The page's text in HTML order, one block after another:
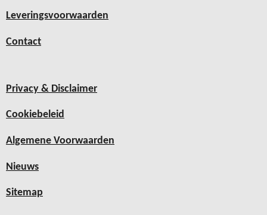
Leveringsvoorwaarden
Contact
Privacy & Disclaimer
Cookiebeleid
Algemene Voorwaarden
Nieuws
Sitemap